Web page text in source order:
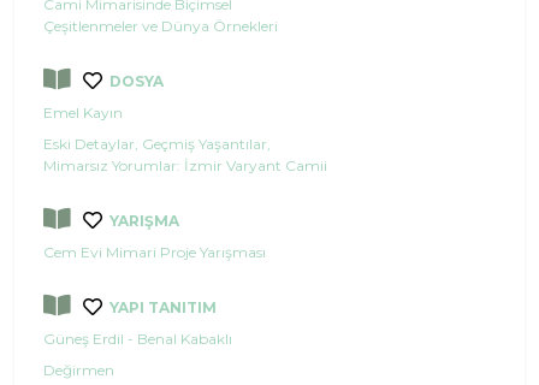
Cami Mimarisinde Biçimsel
Çeşitlenmeler ve Dünya Örnekleri
DOSYA
Emel Kayın
Eski Detaylar, Geçmiş Yaşantılar,
Mimarsız Yorumlar: İzmir Varyant Camii
YARIŞMA
Cem Evi Mimari Proje Yarışması
YAPI TANITIM
Güneş Erdil - Benal Kabaklı
Değirmen